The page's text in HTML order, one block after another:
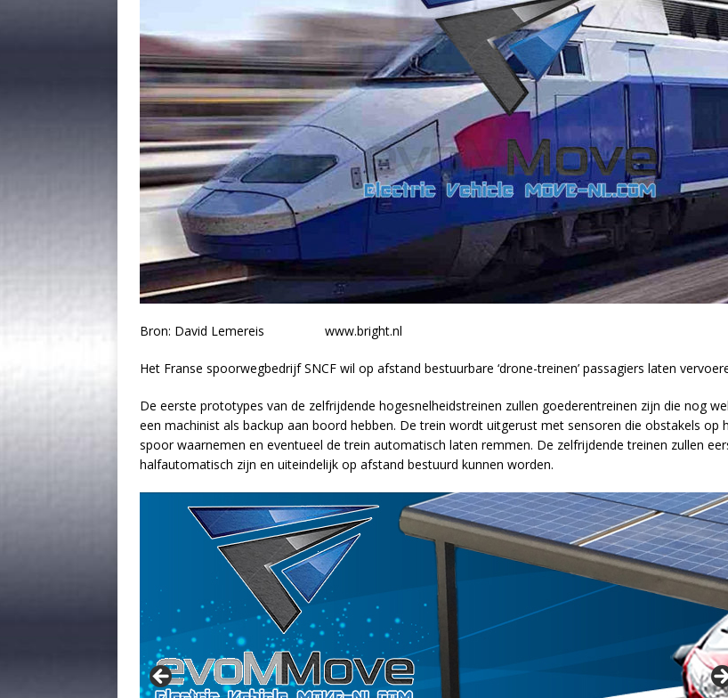
Bron: David Lemereis www.bright.nl
Het Franse spoorwegbedrijf SNCF wil op afstand bestuurbare ‘drone-treinen’ passagiers laten
De eerste prototypes van de zelfrijdende hogesnelheidstreinen zullen goederentreinen zijn die nog wel
een machinist als backup aan boord hebben. De trein wordt uitgerust met sensoren die obstakels op
spoor waarnemen en eventueel de trein automatisch laten remmen. De zelfrijdende treinen zullen
halfautomatisch zijn en uiteindelijk op afstand bestuurd kunnen worden.